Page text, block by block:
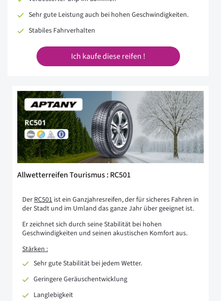
Sehr gute Leistung auch bei hohen Geschwindigkeiten.
Stabiles Fahrverhalten
Ich kaufe diese reifen !
Allwetterreifen Tourismus : RC501
DerRC501 ist ein Ganzjahresreifen, der für sicheres Fahren in
der Stadt und im Umland das ganze Jahr über geeignet ist.
Er zeichnet sich durch seine Stabilität bei hohen
Geschwindigkeiten und seinen akustischen Komfort aus.
Stärken :
Sehr gute Stabilität bei jedem Wetter.
Geringere Geräuschentwicklung
Langlebigkeit